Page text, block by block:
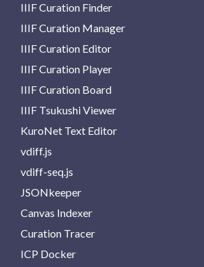
IIIF Curation Finder
IIIF Curation Manager
IIIF Curation Editor
IIIF Curation Player
IIIF Curation Board
IIIF Tsukushi Viewer
KuroNet Text Editor
vdiff.js
vdiff-seq.js
JSONkeeper
Canvas Indexer
Curation Tracer
ICP Docker